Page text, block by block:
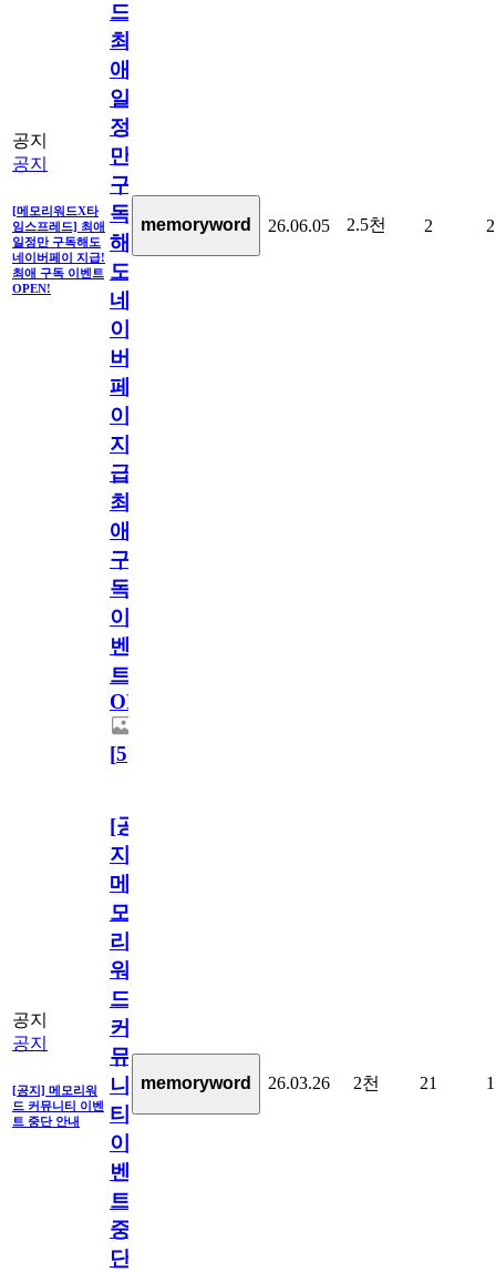
공지
공지
[메모리워드X타
임스프레드] 최애
일정만 구독해도
네이버페이 지급!
최애 구독 이벤트
OPEN!
드]
최
애
일
정
만
구
독
해
도
네
이
버
페
이
지
급!
최
애
구
독
이
벤
트
OPEN!
[5]
memoryword 26.06.05 2.5천 2 2
공지
공지
[공지] 메모리워
드 커뮤니티 이벤
트 중단 안내
[공
지]
메
모
리
워
드
커
뮤
니
티
이
벤
트
중
단
memoryword 26.03.26 2천 21 1